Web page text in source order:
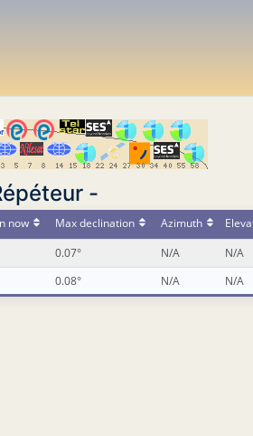
-
now Max declination Azimuth
0.07° N/A N/A
0.08° N/A N/A